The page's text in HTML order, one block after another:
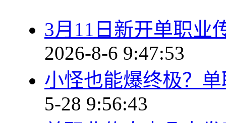
3月11日新开单职业
2026-8-6 9:47:53
小怪也能爆终极？
5-28 9:56:43